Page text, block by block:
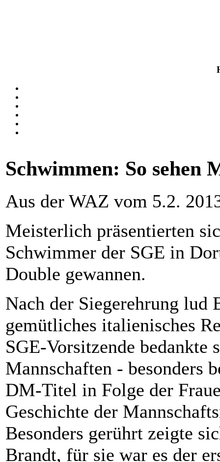
Schwimmen: So sehen
Aus der WAZ vom 5.2.
Meisterlich präsentierten
Schwimmer der SGE in
Double gewannen.
Nach der Siegerehrung lud
gemütliches italienisches
SGE-Vorsitzende bedankte
Mannschaften - besonders
DM-Titel in Folge der
Geschichte der
Besonders gerührt zeigte
Brandt, für sie war es der